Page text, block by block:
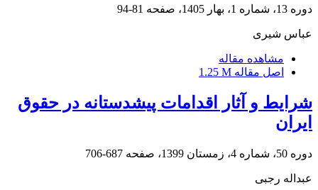
دوره 13، شماره 1، بهار 1405، صفحه 81-94
عباس شیری
مشاهده مقاله
اصل مقاله 1.25 M
شرایط و آثار اقدامات پیشدستانه در حقوق
ایران
دوره 50، شماره 4، زمستان 1399، صفحه 687-706
عبداله رجبی